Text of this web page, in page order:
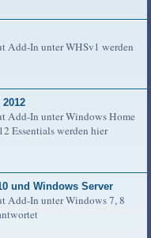
Add-In unter WHSv1 werden
Add-In unter Windows Home
Essentials werden hier
und Windows Server
Add-In unter Windows 7, 8